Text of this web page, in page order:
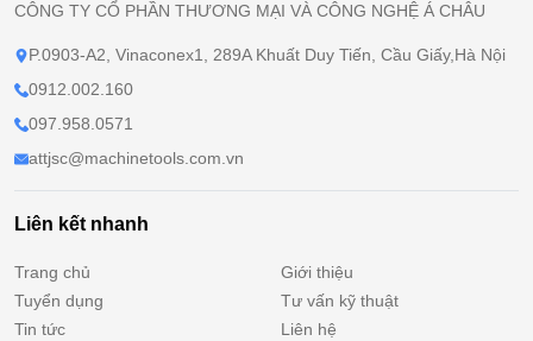
CÔNG TY CỔ PHẦN THƯƠNG MẠI VÀ CÔNG NGHỆ Á CHÂU
P.0903-A2, Vinaconex1, 289A Khuất Duy Tiến, Cầu Giấy,Hà Nội
0912.002.160
097.958.0571
attjsc@machinetools.com.vn
Liên kết nhanh
Trang chủ
Giới thiệu
Tuyển dụng
Tư vấn kỹ thuật
Tin tức
Liên hệ